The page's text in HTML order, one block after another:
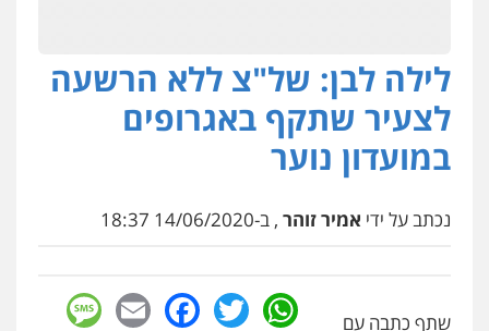
עו"ד אסף גונן
פלילי פשע חמור תעבורה צבא מעצרים
וחקירות
0542255161
פלילי פשיעה חמורה סמים מעצרים
וחקירות
עו"ד ראוף נג'אר
לילה לבן: של"צ ללא הרשעה
לצעיר שתקף באגרופים
במועדון נוער
נכתב על ידי אמיר זוהר , ב-14/06/2020 18:37
שתף כתבה עם WhatsApp
Twitter
Facebook
Email